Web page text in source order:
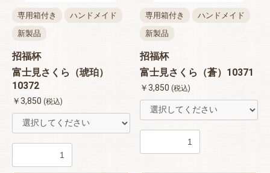
専用箱付き
ハンドメイド
新製品
招福杯
富士見さくら（琥珀）
10372
￥3,850 (税込)
専用箱付き
ハンドメイド
新製品
招福杯
富士見さくら（蒼）10371
￥3,850 (税込)